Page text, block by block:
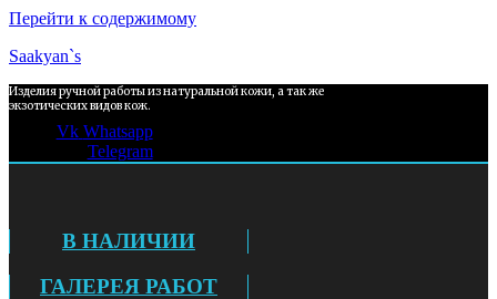
Перейти к содержимому
Saakyan`s
Изделия ручной работы из натуральной кожи, а так же
экзотических видов кож.
Vk Whatsapp
Telegram
В НАЛИЧИИ
ГАЛЕРЕЯ РАБОТ